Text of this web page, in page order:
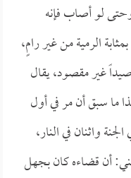
لو أصاب فإنه
الرمية من غير رامٍ،
غير مقصود، يقال
ما سبق أن مر في أول
واثنان في النار،
أن قضاءه كان بجهل